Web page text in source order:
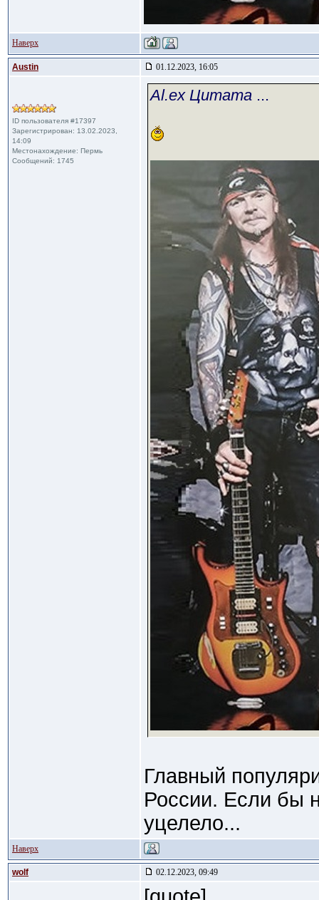
Наверх
Austin 01.12.2023, 16:05
ID пользователя #17397
Зарегистрирован: 13.02.2023,
14:09
Местонахождение: Пермь
Сообщений: 1745
Al.ex Цитата ...
Главный
России. Если бы
уцелело...
Наверх
wolf 02.12.2023, 09:49